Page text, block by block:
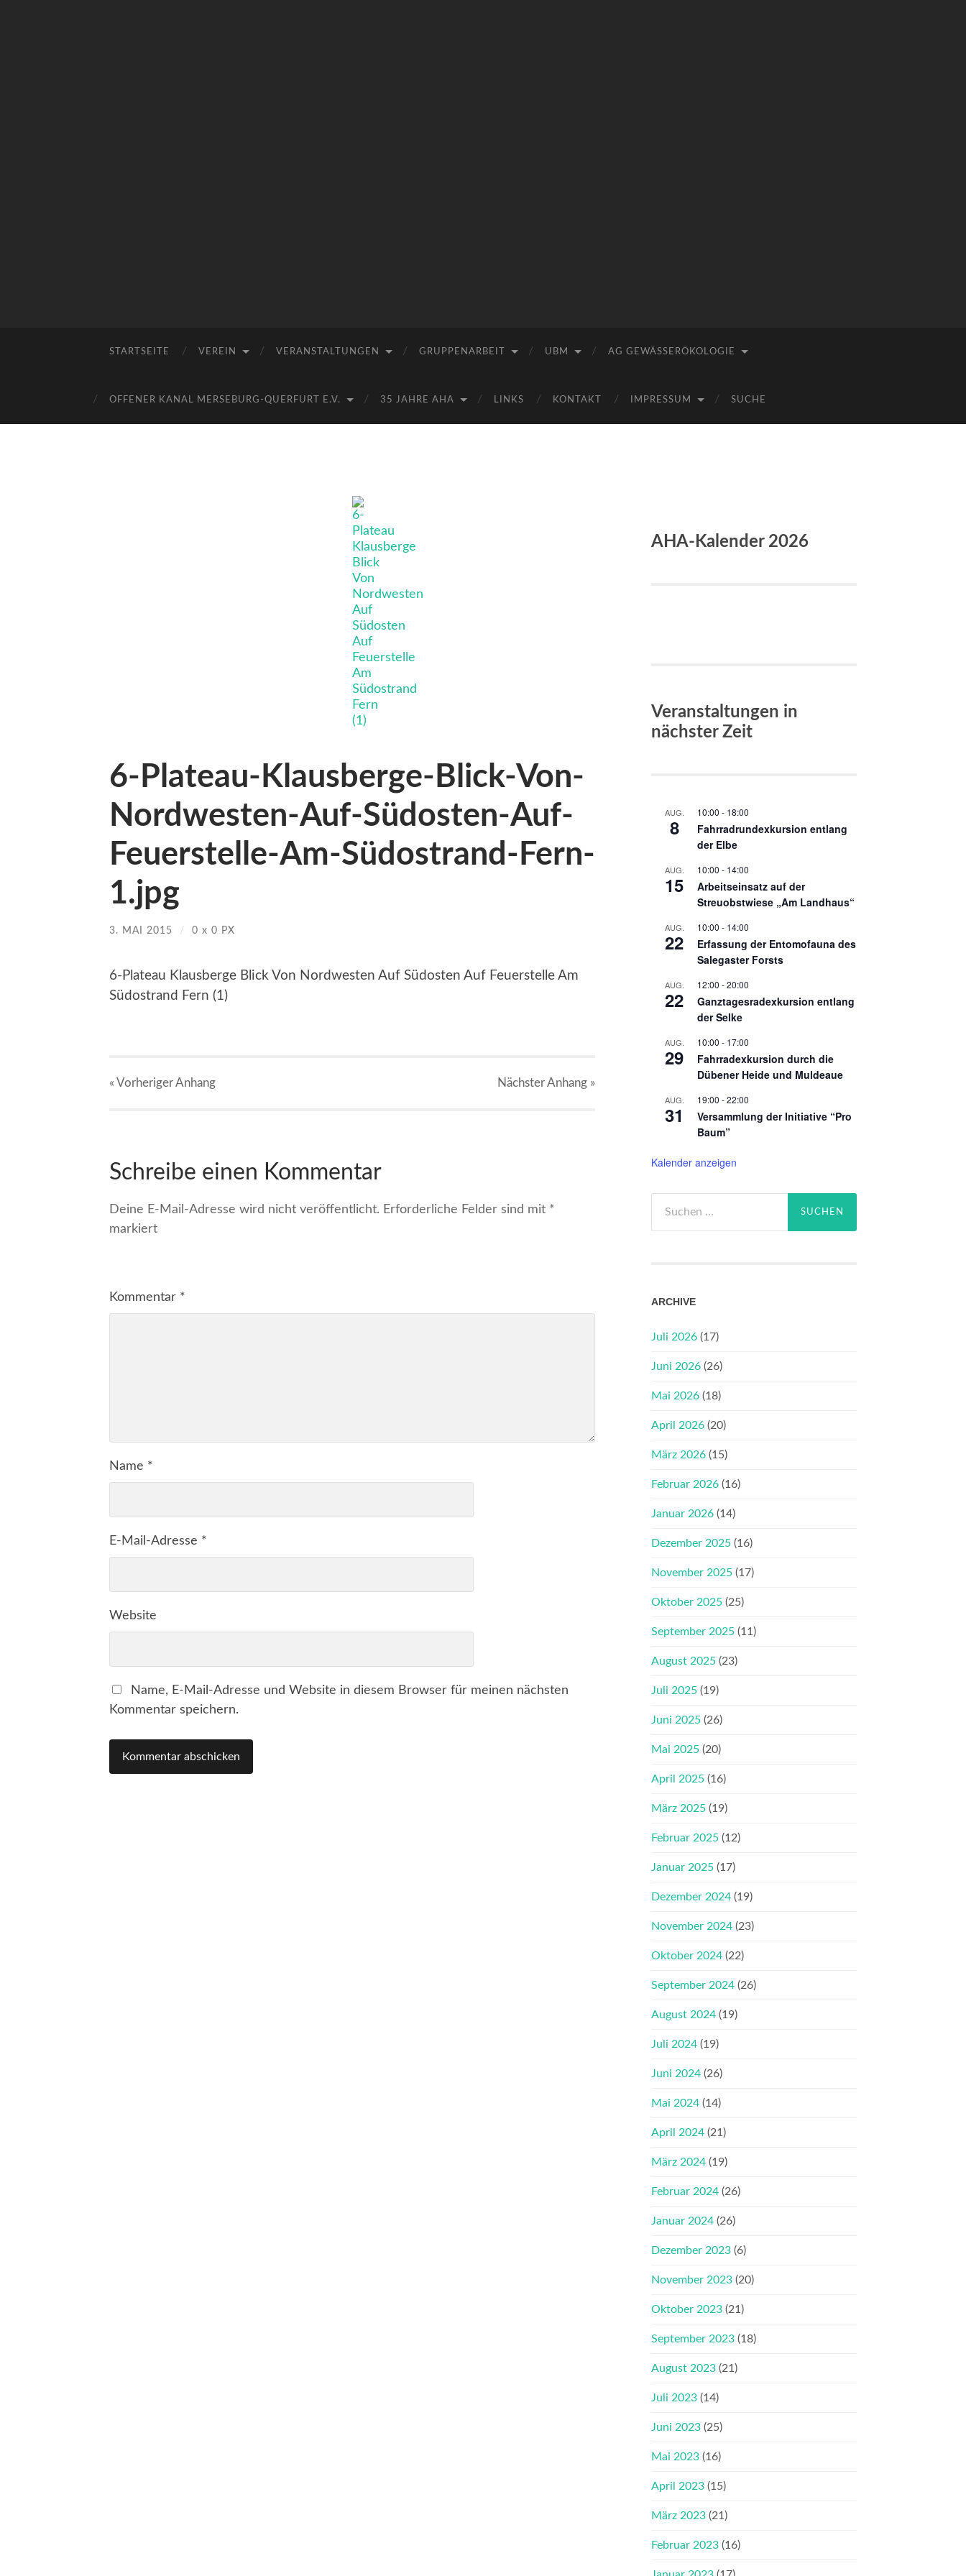
e.V.
STARTSEITE VEREIN VERANSTALTUNGEN GRUPPENARBEIT UBM AG GEWÄSSERÖKOLOGIE
OFFENER KANAL MERSEBURG-QUERFURT E.V. 35 JAHRE AHA LINKS KONTAKT IMPRESSUM SUCHE
6-Plateau-Klausberge-Blick-Von-
Nordwesten-Auf-Südosten-Auf-
Feuerstelle-Am-Südostrand-Fern-
1.jpg
3. MAI 2015 / 0 x 0 PX
6-Plateau Klausberge Blick Von Nordwesten Auf Südosten Auf Feuerstelle Am
Südostrand Fern (1)
« VorherigerAnhang NächsterAnhang »
Schreibe einen Kommentar
Deine E-Mail-Adresse wird nicht veröffentlicht. Erforderliche Felder sind mit *
markiert
Kommentar *
Name *
E-Mail-Adresse *
Website
Name, E-Mail-Adresse und Website in diesem Browser für meinen nächsten
Kommentar speichern.
AHA-Kalender 2026
Veranstaltungen in
nächster Zeit
AUG.
8
10:00 - 18:00
Fahrradrundexkursion entlang
der Elbe
AUG.
15
10:00 - 14:00
Arbeitseinsatz auf der
Streuobstwiese „Am Landhaus“
AUG.
22
10:00 - 14:00
Erfassung der Entomofauna des
Salegaster Forsts
AUG.
22
12:00 -20:00
Ganztagesradexkursion entlang
der Selke
AUG.
29
10:00 - 17:00
Fahrradexkursion durch die
Dübener Heide und Muldeaue
AUG.
31
19:00 -22:00
Versammlung der Initiative “Pro
Baum”
Kalender anzeigen
nach:
ARCHIVE
Juli 2026 (17)
Juni 2026 (26)
Mai 2026 (18)
April 2026 (20)
März 2026 (15)
Februar 2026 (16)
Januar 2026 (14)
Dezember 2025 (16)
November 2025 (17)
Oktober 2025 (25)
September 2025 (11)
August 2025 (23)
Juli 2025 (19)
Juni 2025 (26)
Mai 2025 (20)
April 2025 (16)
März 2025 (19)
Februar 2025 (12)
Januar 2025 (17)
Dezember 2024 (19)
November 2024 (23)
Oktober 2024 (22)
September 2024 (26)
August 2024 (19)
Juli 2024 (19)
Juni 2024 (26)
Mai 2024 (14)
April 2024 (21)
März 2024 (19)
Februar 2024 (26)
Januar 2024 (26)
Dezember 2023 (6)
November 2023 (20)
Oktober 2023 (21)
September 2023 (18)
August 2023 (21)
Juli 2023 (14)
Juni 2023 (25)
Mai 2023 (16)
April 2023 (15)
März 2023 (21)
Februar 2023 (16)